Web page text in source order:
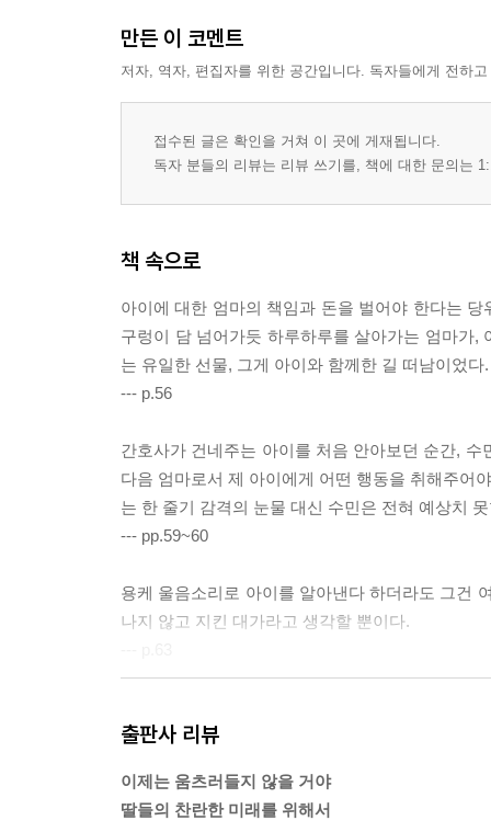
만든 이 코멘트
저자, 역자, 편집자를 위한 공간입니다. 독자들에게 전하
접수된 글은 확인을 거쳐 이 곳에 게재됩니다.
독자 분들의 리뷰는 리뷰 쓰기를, 책에 대한 문의는
책 속으로
아이에 대한 엄마의 책임과 돈을 벌어야 한다는
구렁이 담 넘어가듯 하루하루를 살아가는 엄마가
는 유일한 선물, 그게 아이와 함께한 길 떠남이었다.
--- p.56
간호사가 건네주는 아이를 처음 안아보던 순간,
다음 엄마로서 제 아이에게 어떤 행동을 취해주어
는 한 줄기 감격의 눈물 대신 수민은 전혀 예상치
--- pp.59~60
용케 울음소리로 아이를 알아낸다 하더라도 그건
나지 않고 지킨 대가라고 생각할 뿐이다.
알아버렸지만 한계령의 수민은 자유로울 수가 없다.
거인도, 그 거인을 필요로 했던 시대도, 거인의 커
출판사 리뷰
이제는 움츠러들지 않을 거야
딸들의 찬란한 미래를 위해서